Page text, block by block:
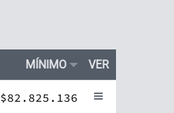
MÍNIMO VER
$82.825.136